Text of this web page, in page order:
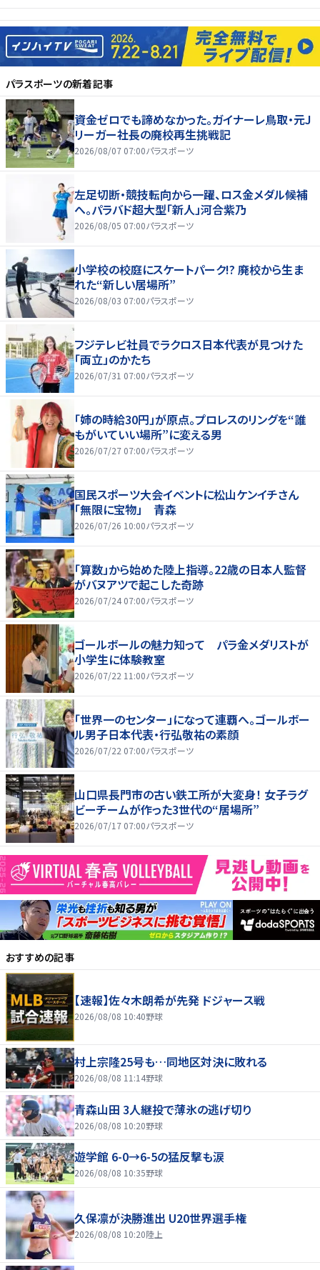
パラスポーツの新着記事
資金ゼロでも諦めなかった。ガイナーレ鳥取・元J
リーガー社長の廃校再生挑戦記
2026/08/07 07:00パラスポーツ
左足切断・競技転向から一躍、ロス金メダル候補
へ。パラバド超大型「新人」河合紫乃
2026/08/05 07:00パラスポーツ
小学校の校庭にスケートパーク!? 廃校から生ま
れた“新しい居場所”
2026/08/03 07:00パラスポーツ
フジテレビ社員でラクロス日本代表が見つけた
「両立」のかたち
2026/07/31 07:00パラスポーツ
「姉の時給30円」が原点。プロレスのリングを“誰
もがいていい場所”に変える男
2026/07/27 07:00パラスポーツ
国民スポーツ大会イベントに松山ケンイチさん
「無限に宝物」 青森
2026/07/26 10:00パラスポーツ
「算数」から始めた陸上指導。22歳の日本人監督
がバヌアツで起こした奇跡
2026/07/24 07:00パラスポーツ
ゴールボールの魅力知って パラ金メダリストが
小学生に体験教室
2026/07/22 11:00パラスポーツ
「世界一のセンター」になって連覇へ。ゴールボー
ル男子日本代表・行弘敬祐の素顔
2026/07/22 07:00パラスポーツ
山口県長門市の古い鉄工所が大変身！ 女子ラグ
ビーチームが作った3世代の“居場所”
2026/07/17 07:00パラスポーツ
おすすめの記事
【速報】佐々木朗希が先発 ドジャース戦
2026/08/08 10:40野球
村上宗隆25号も…同地区対決に敗れる
2026/08/08 11:14野球
青森山田 3人継投で薄氷の逃げ切り
2026/08/08 10:20野球
遊学館 6-0→6-5の猛反撃も涙
2026/08/08 10:35野球
久保凛が決勝進出 U20世界選手権
2026/08/08 10:20陸上